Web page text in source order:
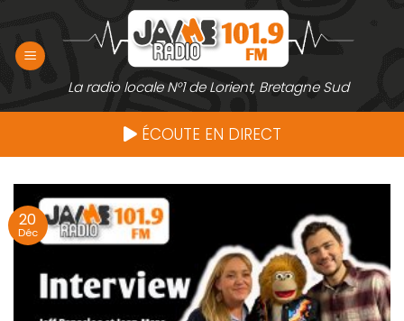
contenu
La radio locale N°1 de Lorient, Bretagne Sud
ÉCOUTE EN DIRECT
20
Déc